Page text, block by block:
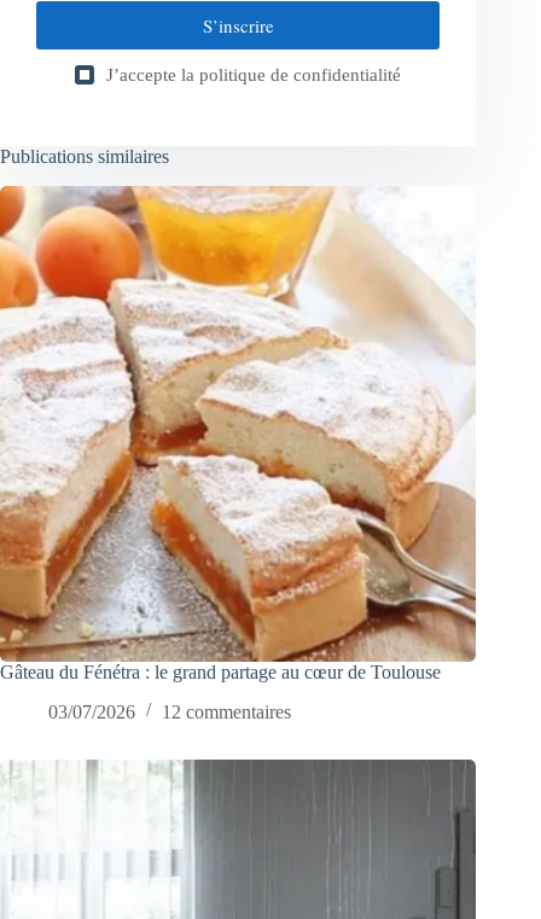
S’inscrire
J’accepte la politique de confidentialité
Publications similaires
Gâteau du Fénétra : le grand partage au cœur de Toulouse
03/07/2026
12 commentaires